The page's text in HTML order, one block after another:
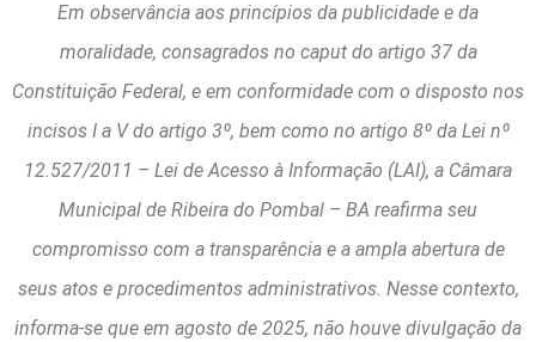
Em observância aos princípios da publicidade e da
moralidade, consagrados no caput do artigo 37 da
Constituição Federal, e em conformidade com o disposto nos
incisos I a V do artigo 3º, bem como no artigo 8º da Lei nº
12.527/2011 – Lei de Acesso à Informação (LAI), a Câmara
Municipal de Ribeira do Pombal – BA reafirma seu
compromisso com a transparência e a ampla abertura de
seus atos e procedimentos administrativos. Nesse contexto,
informa-se que em agosto de 2025, não houve divulgação da